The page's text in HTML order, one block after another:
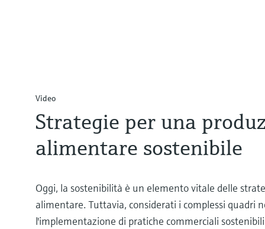
Video
Strategie per una
alimentare sostenibile
Oggi, la sostenibilità è un elemento vitale delle
alimentare. Tuttavia, considerati i complessi quadri
l'implementazione di pratiche commerciali